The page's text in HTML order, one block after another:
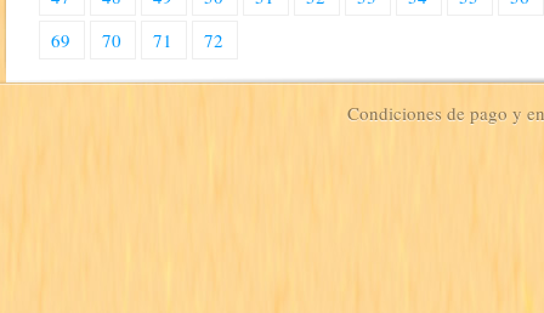
69
70 71 72
Condiciones de pago y